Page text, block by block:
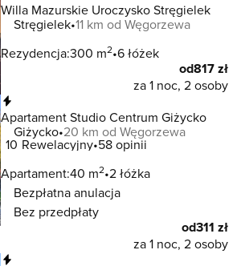
Willa Mazurskie Uroczysko Stręgielek
Stręgielek 11 km od Węgorzewa
Rezydencja:300 m2 6 łóżek
od817 zł
za 1 noc, 2 osoby
Apartament Studio Centrum Giżycko
Giżycko 20 km od Węgorzewa
10 Rewelacyjny 58 opinii
Apartament:40 m2 2 łóżka
Bezpłatna anulacja
Bez przedpłaty
od311 zł
za 1 noc, 2 osoby